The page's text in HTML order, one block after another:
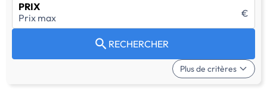
PRIX
€
RECHERCHER
Plus de critères